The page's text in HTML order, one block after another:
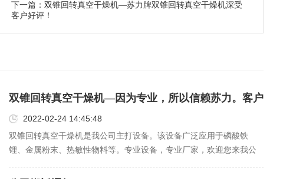
下一篇：双锥回转真空干燥机—苏力牌双锥回转真空干燥机深受
客户好评！
双锥回转真空干燥机—因为专业，所以信赖苏力。客户
订购设备发走！
2022-02-24 14:45:48
双锥回转真空干燥机是我公司主打设备。该设备广泛应用于磷酸铁
锂、金属粉末、热敏性物料等。专业设备，专业厂家，欢迎您来我公